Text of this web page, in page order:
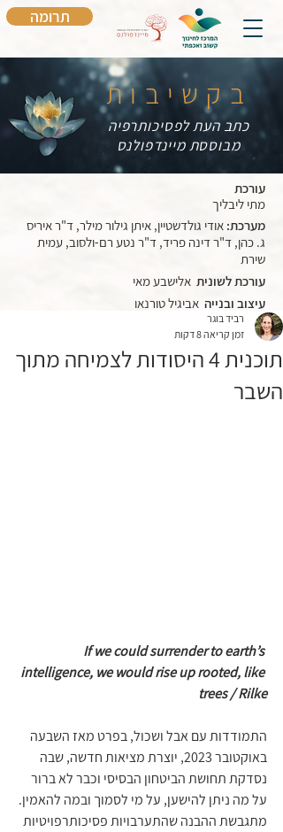
תרומה
בקשיבות
כתב העת לפסיכותרפיה
מבוססת מיינדפולנס
עורכת
מתי ליבליך
מערכת: אודי גולדשטיין, איתן גילור מילר, ד"ר איריס
ג. כהן, ד"ר דינה פריד, ד"ר נטע רם-ולסוב, עמית
שירת
עורכת לשונית אלישבע מאי
עיצוב ובנייה אביגיל טורנאו
תוכנית 4 היסודות לצמיחה מתוך
השבר
רביד בוגר
זמן קריאה 8 דקות
If we could surrender to earth’s
intelligence, we would rise up rooted, like
trees / Rilke
התמודדות עם אבל ושכול, בפרט מאז השבעה
באוקטובר 2023, יוצרת מציאות חדשה, שבה
נסדקת תחושת הביטחון הבסיסי וכבר לא ברור
על מה ניתן להישען, על מי לסמוך ובמה להאמין.
מתגבשת ההבנה שהתערבויות פסיכותרפויטיות